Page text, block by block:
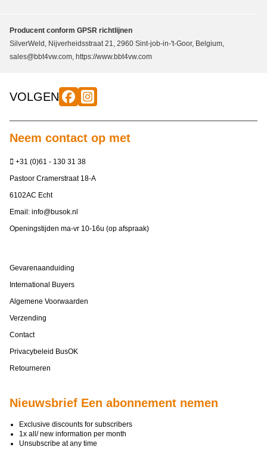
Producent conform GPSR richtlijnen
SilverWeld, Nijverheidsstraat 21, 2960 Sint-job-in-'t-Goor, Belgium,
sales@bbt4vw.com, https://www.bbt4vw.com
VOLGEN
Neem contact op met
+31 (0)61 - 130 31 38
Pastoor Cramerstraat 18-A
6102AC Echt
Email: info@busok.nl
Openingstijden ma-vr 10-16u (op afspraak)
Gevarenaanduiding
International Buyers
Algemene Voorwaarden
Verzending
Contact
Privacybeleid BusOK
Retourneren
Nieuwsbrief Een abonnement nemen
Exclusive discounts for subscribers
1x all/ new information per month
Unsubscribe at any time